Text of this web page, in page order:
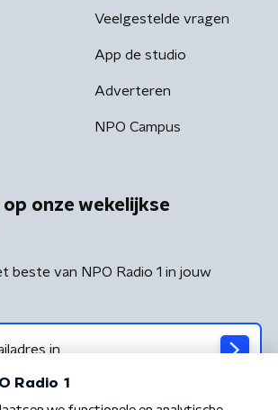
Veelgestelde vragen
App de studio
Adverteren
NPO Campus
onze wekelijkse
beste van NPO Radio 1 in jouw